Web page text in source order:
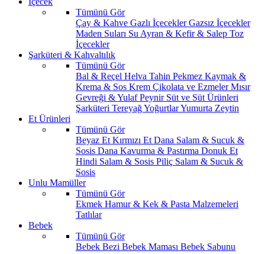
Tümünü Gör
Çay & Kahve Gazlı İçeceklerGazsız İçecekler
Maden Suları Su Ayran & Kefir & Salep Toz
İçecekler
Şarküteri & Kahvaltılık
Tümünü Gör
Bal & Reçel Helva Tahin Pekmez Kaymak &
Krema & Sos Krem Çikolata ve EzmelerMısır
Gevreği & YulafPeynir Süt ve Süt Ürünleri
Şarküteri TereyağYoğurtlarYumurta Zeytin
Et Ürünleri
Tümünü Gör
Beyaz Et Kırmızı Et Dana Salam & Sucuk &
Sosis Dana Kavurma & Pastırma Donuk Et
Hindi Salam & Sosis Piliç Salam & Sucuk &
Sosis
Unlu Mamüller
Tümünü Gör
Ekmek Hamur & Kek & Pasta Malzemeleri
Tatlılar
Bebek
Tümünü Gör
Bebek Bezi Bebek Maması Bebek Sabunu